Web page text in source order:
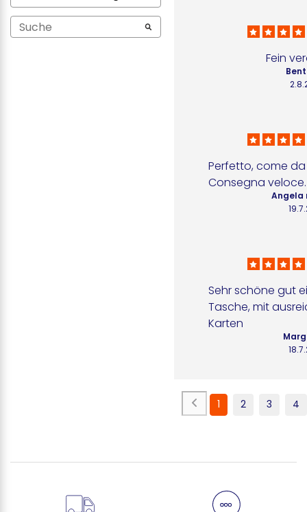
Fein
Perfetto, come
Consegna veloce.
Angela
Sehr schöne gut
Tasche, mit
Karten
1 2 3 4